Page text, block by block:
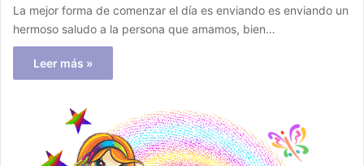
La mejor forma de comenzar el día es enviando es enviando un
hermoso saludo a la persona que amamos, bien…
Leer más »